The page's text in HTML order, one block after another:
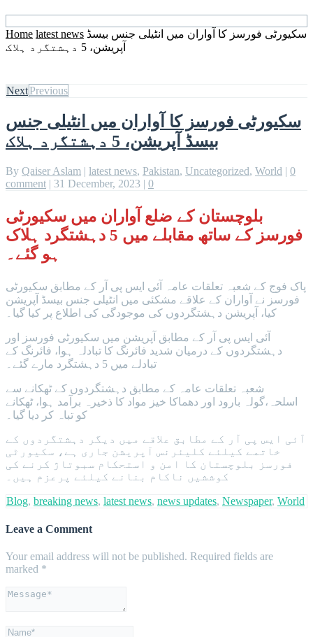
Home latest news سکیورٹی فورسز کا آواران میں انٹیلی جنس بیسڈ
آپریشن، 5 دہشتگرد ہلاک
NextPrevious
سکیورٹی فورسز کا آواران میں انٹیلی جنس
بیسڈ آپریشن، 5 دہشتگرد ہلاک
By Qaiser Aslam | latest news, Pakistan, Uncategorized, World | 0
comment | 31 December, 2023 | 0
بلوچستان کے ضلع آواران میں سکیورٹی
فورسز کے ساتھ مقابلے میں 5 دہشتگرد ہلاک
ہو گئے۔
پاک فوج کے شعبہ تعلقات عامہ آئی ایس پی آر کے مطابق سکیورٹی
فورسز نے آواران کے علاقے مشکئی میں انٹیلی جنس بیسڈ آپریشن
کیا، آپریشن دہشتگردوں کی موجودگی کی اطلاع پر کیا گیا۔
آئی ایس پی آر کے مطابق آپریشن میں سکیورٹی فورسز اور
دہشتگردوں کے درمیان شدید فائرنگ کا تبادلہ ہوا، فائرنگ کے
تبادلے میں 5 دہشتگرد مارے گئے۔
شعبہ تعلقات عامہ کے مطابق دہشتگردوں کے ٹھکانے سے
اسلحہ،گولہ بارود اور دھماکا خیز مواد کا ذخیرہ برآمد ہوا، ٹھکانے
کو تباہ کر دیا گیا۔
آئی ایس پی آر کے مطابق علاقے میں دیگر دہشتگردوں کے
خاتمے کیلئے کلیئرنس آپریشن جاری ہے، سکیورٹی
فورسز بلوچستان کا امن و استحکام سبوتاژ کرنے کی
کوششیں ناکام بنانے کیلئے پرعزم ہیں۔
Blog, breaking news, latest news, news updates, Newspaper, World
Leave a Comment
Your email address will not be published. Required fields are
marked *